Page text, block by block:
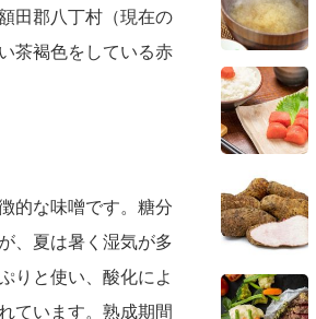
田郡八丁村（現在の
茶褐色をしている赤
的な味噌です。糖分
、夏は暑く湿気が多
りと使い、酸化によ
ています。熟成期間